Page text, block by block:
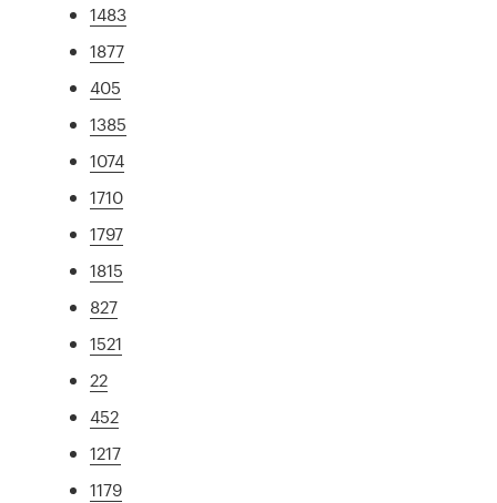
1483
1877
405
1385
1074
1710
1797
1815
827
1521
22
452
1217
1179